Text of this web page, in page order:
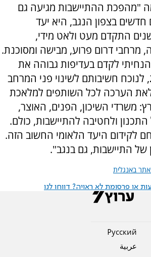
"מהפכת ההתיישבות מגיעה גם
בצפון הנגב, היא יעד
התקדם מעט ולאט מידי,
מרחבי דרום פרוע, מבישה ומסוכנת.
לקדם בעדיפות גבוהה את
הקמת ישובי ציר 25, לנוכח חשיבותם לשינוי פני המרחב
הערכה לכל השותפים למלאכת
משרדי השיכון, הפנים, האוצר,
ולחטיבה להתיישבות, כולם.
לקידום היעד הלאומי החשוב הזה.
של התיישבות, גם בנגב".
באנגלית
או פרסומת לא ראויה? דווחו לנו
Pусский
عربية